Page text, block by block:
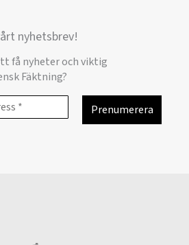
nyhetsbrev!
få nyheter och viktig
Fäktning?